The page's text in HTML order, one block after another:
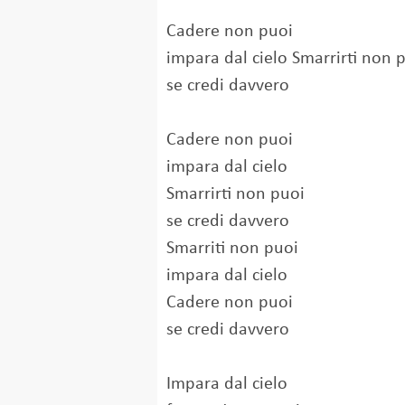
Cadere non puoi
impara dal cielo Smarrirti non
se credi davvero
Cadere non puoi
impara dal cielo
Smarrirti non puoi
se credi davvero
Smarriti non puoi
impara dal cielo
Cadere non puoi
se credi davvero
Impara dal cielo